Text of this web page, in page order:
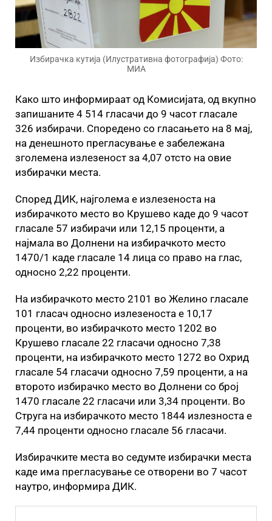
Избирачка кутија (Илустративна фотографија) Фото:
МИА
Како што информираат од Комисијата, од вкупно
запишаните 4 514 гласачи до 9 часот гласале
326 избирачи. Споредено со гласањето на 8 мај,
на денешното прегласување е забележана
зголемена излезеност за 4,07 отсто на овие
избирачки места.
Според ДИК, најголема е излезеноста на
избирачкото место во Крушево каде до 9 часот
гласале 57 избирачи или 12,15 проценти, а
најмала во Долнени на избирачкото место
1470/1 каде гласале 14 лица со право на глас,
односно 2,22 проценти.
На избирачкото место 2101 во Желино гласале
101 гласач односно излезеноста е 10,17
проценти, во избирачкото место 1202 во
Крушево гласале 22 гласачи односно 7,38
проценти, на избирачкото место 1272 во Охрид
гласале 54 гласачи односно 7,59 проценти, а на
второто избирачко место во Долнени со број
1470 гласале 22 гласачи или 3,34 проценти. Во
Струга на избирачкото место 1844 излезноста е
7,44 проценти односно гласале 56 гласачи.
Избирачките места во седумте избирачки места
каде има прегласување се отворени во 7 часот
наутро, информира ДИК.